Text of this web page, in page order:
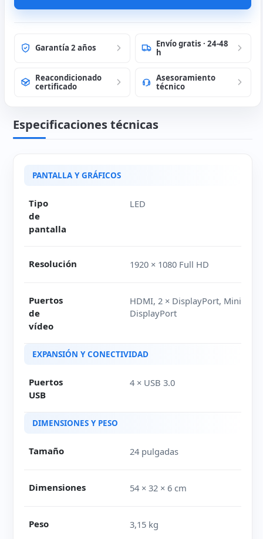
Garantía 2 años
Envío gratis · 24-48
h
Reacondicionado
certificado
Asesoramiento
técnico
Especificaciones técnicas
Ficha técnica de Dell U2417H
PANTALLA Y GRÁFICOS
Tipo
de
pantalla
LED
Resolución 1920 × 1080 Full HD
Puertos
de
vídeo
HDMI, 2 × DisplayPort, Mini
DisplayPort
EXPANSIÓN Y CONECTIVIDAD
Puertos
USB
4 × USB 3.0
DIMENSIONES Y PESO
Tamaño 24 pulgadas
Dimensiones 54 × 32 × 6 cm
Peso 3,15 kg